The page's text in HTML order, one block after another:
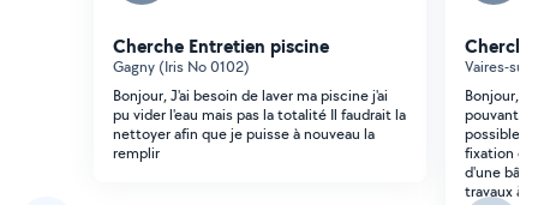
Cherche Entretien piscine
Gagny (Iris No 0102)
Bonjour, J'ai besoin de laver ma piscine j'ai
pu vider l'eau mais pas la totalité Il faudrait la
nettoyer afin que je puisse à nouveau la
remplir
Vaires-
Bonjour,
pouvant
possible
fixation de
d'une
travaux à